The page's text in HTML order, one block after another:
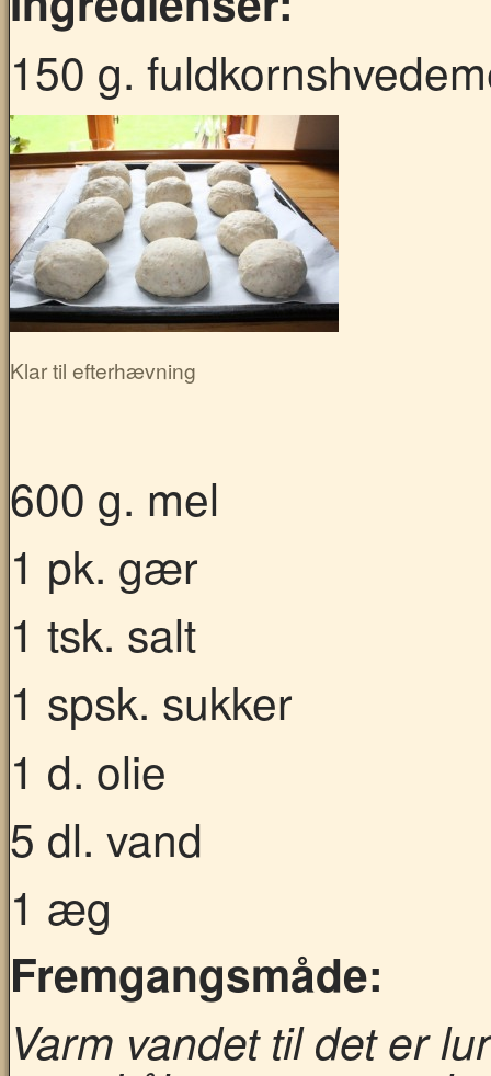
150 g.
Klar til efterhævning
600 g. mel
1 pk. gær
1 tsk. salt
1 spsk. sukker
1 d. olie
5 dl. vand
1 æg
Fremgangsmåde:
Varm vandet til det er